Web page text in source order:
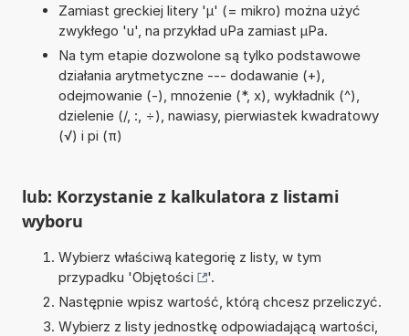
Zamiast greckiej litery 'µ' (= mikro) można użyć
zwykłego 'u', na przykład uPa zamiast µPa.
Na tym etapie dozwolone są tylko podstawowe
działania arytmetyczne --- dodawanie (+),
odejmowanie (-), mnożenie (*, x), wykładnik (^),
dzielenie (/, :, ÷), nawiasy, pierwiastek kwadratowy
(√) i pi (π)
lub: Korzystanie z kalkulatora z listami
wyboru
Wybierz właściwą kategorię z listy, w tym
przypadku 'Objętości
'.
Następnie wpisz wartość, którą chcesz przeliczyć.
Wybierz z listy jednostkę odpowiadającą wartości,